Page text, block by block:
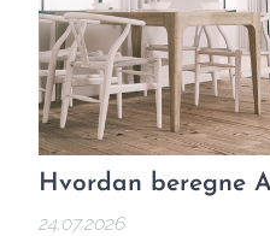
Hvordan beregne
24.07.2026